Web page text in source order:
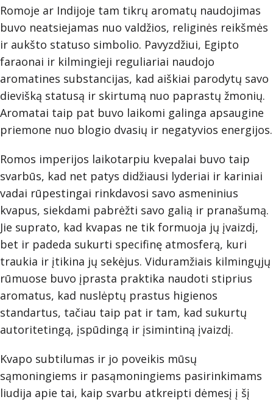
Romoje ar Indijoje tam tikrų aromatų naudojimas
buvo neatsiejamas nuo valdžios, religinės reikšmės
ir aukšto statuso simbolio. Pavyzdžiui, Egipto
faraonai ir kilmingieji reguliariai naudojo
aromatines substancijas, kad aiškiai parodytų savo
dievišką statusą ir skirtumą nuo paprastų žmonių.
Aromatai taip pat buvo laikomi galinga apsaugine
priemone nuo blogio dvasių ir negatyvios energijos.
Romos imperijos laikotarpiu kvepalai buvo taip
svarbūs, kad net patys didžiausi lyderiai ir kariniai
vadai rūpestingai rinkdavosi savo asmeninius
kvapus, siekdami pabrėžti savo galią ir pranašumą.
Jie suprato, kad kvapas ne tik formuoja jų įvaizdį,
bet ir padeda sukurti specifinę atmosferą, kuri
traukia ir įtikina jų sekėjus. Viduramžiais kilmingųjų
rūmuose buvo įprasta praktika naudoti stiprius
aromatus, kad nuslėptų prastus higienos
standartus, tačiau taip pat ir tam, kad sukurtų
autoritetingą, įspūdingą ir įsimintiną įvaizdį.
Kvapo subtilumas ir jo poveikis mūsų
sąmoningiems ir pasąmoningiems pasirinkimams
liudija apie tai, kaip svarbu atkreipti dėmesį į šį